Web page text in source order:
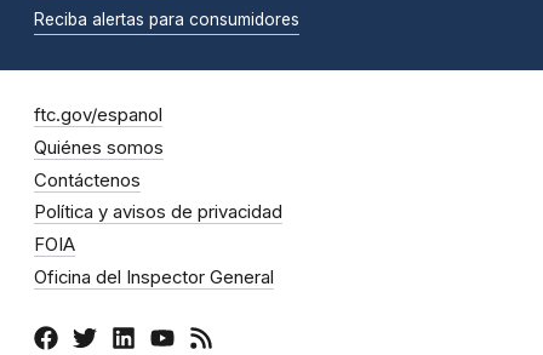
Reciba alertas para consumidores
ftc.gov/espanol
Quiénes somos
Contáctenos
Política y avisos de privacidad
FOIA
Oficina del Inspector General